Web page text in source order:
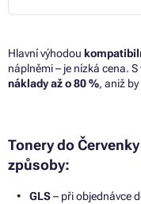
Hlavní výhodou
náplněmi – je nízká cena.
náklady až o 80 %, aniž
Tonery do
způsoby:
GLS– při objednávce